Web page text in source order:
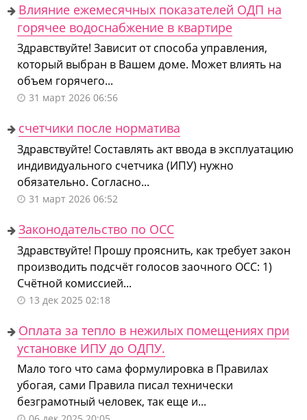
Влияние ежемесячных показателей ОДП на
горячее водоснабжение в квартире
Здравствуйте! Зависит от способа управления,
который выбран в Вашем доме. Может влиять на
объем горячего...
31 март 2026 06:56
счетчики после норматива
Здравствуйте! Составлять акт ввода в эксплуатацию
индивидуального счетчика (ИПУ) нужно
обязательно. Согласно...
31 март 2026 06:52
Законодательство по ОСС
Здравствуйте! Прошу прояснить, как требует закон
производить подсчёт голосов заочного ОСС: 1)
Счётной комиссией...
13 дек 2025 02:18
Оплата за тепло в нежилых помещениях при
установке ИПУ до ОДПУ.
Мало того что сама формулировка в Правилах
убогая, сами Правила писал технически
безграмотный человек, так еще и...